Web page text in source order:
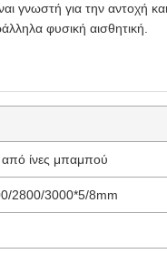
για την αντοχή και
φυσική αισθητική.
από ίνες μπαμπού
2800/3000*5/8mm